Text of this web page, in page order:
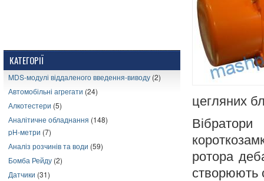
КАТЕГОРІЇ
MDS-модулі віддаленого введення-виводу (2)
Автомобільні агрегати (24)
Алкотестери (5)
Аналітичне обладнання (148)
pH-метри (7)
Аналіз розчинів та води (59)
Бомба Рейду (2)
Датчики (31)
цегляних
ротора
створюють